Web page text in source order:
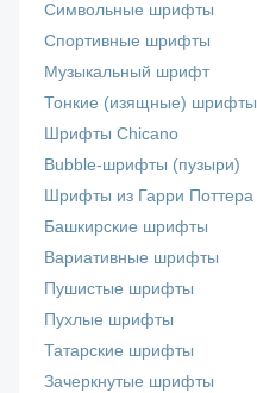
Символьные шрифты
Спортивные шрифты
Музыкальный шрифт
Тонкие (изящные) шрифты
Шрифты Chicano
Bubble-шрифты (пузыри)
Шрифты из Гарри Поттера
Башкирские шрифты
Вариативные шрифты
Пушистые шрифты
Пухлые шрифты
Татарские шрифты
Зачеркнутые шрифты